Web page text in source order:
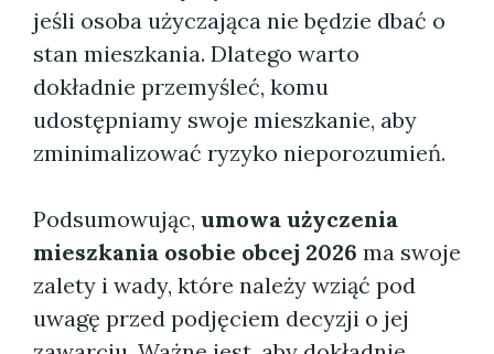
jeśli osoba użyczająca nie będzie dbać o
stan mieszkania. Dlatego warto
dokładnie przemyśleć, komu
udostępniamy swoje mieszkanie, aby
zminimalizować ryzyko nieporozumień.
Podsumowując, umowa użyczenia
mieszkania osobie obcej 2026 ma swoje
zalety i wady, które należy wziąć pod
uwagę przed podjęciem decyzji o jej